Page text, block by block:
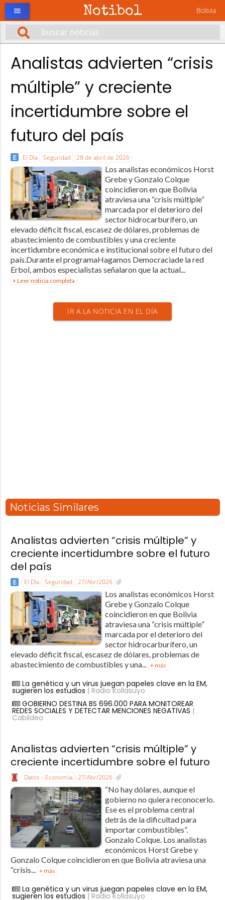
Notibol Bolivia
menu
Analistas advierten “crisis
múltiple” y creciente
incertidumbre sobre el
futuro del país
El Día Seguridad 28 de abril de 2026
Los analistas económicos Horst
Grebe y Gonzalo Colque
coincidieron en que Bolivia
atraviesa una “crisis múltiple”
marcada por el deterioro del
sector hidrocarburífero, un
elevado déficit fiscal, escasez de dólares, problemas de
abastecimiento de combustibles y una creciente
incertidumbre económica e institucional sobre el futuro del
país.Durante el programaHagamos Democraciade la red
Erbol, ambos especialistas señalaron que la actual...
+ Leer noticia completa
IR A LA NOTICIA EN EL DÍA
Noticias Similares
Analistas advierten “crisis múltiple” y
creciente incertidumbre sobre el futuro
del país
El Día Seguridad 27/Abr/2026
Los analistas económicos Horst
Grebe y Gonzalo Colque
coincidieron en que Bolivia
atraviesa una “crisis múltiple”
marcada por el deterioro del
sector hidrocarburífero, un
elevado déficit fiscal, escasez de dólares, problemas de
abastecimiento de combustibles y una... + más
La genética y un virus juegan papeles clave en la EM,
sugieren los estudios | Radio Kollasuyo
GOBIERNO DESTINA BS 696.000 PARA MONITOREAR
REDES SOCIALES Y DETECTAR MENCIONES NEGATIVAS |
Cabildeo
Analistas advierten “crisis múltiple” y
creciente incertidumbre sobre el futuro
Datos Economía 27/Abr/2026
“No hay dólares, aunque el
gobierno no quiera reconocerlo.
Ese es el problema central
detrás de la dificultad para
importar combustibles”.
Gonzalo Colque. Los analistas
económicos Horst Grebe y
Gonzalo Colque coincidieron en que Bolivia atraviesa una
“crisis...
+ más
La genética y un virus juegan papeles clave en la EM,
sugieren los estudios | Radio Kollasuyo